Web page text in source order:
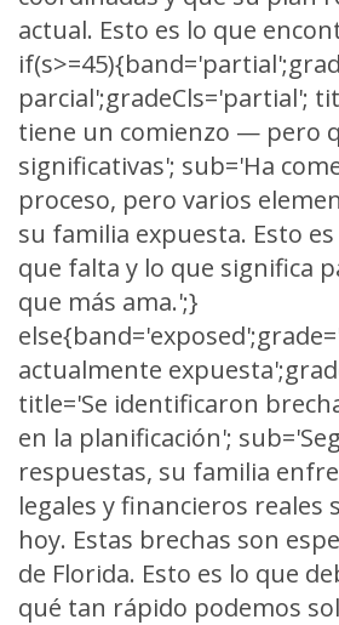
actual. Esto es lo que
parcial';gradeCls='partial';
tiene un comienzo — pero
significativas'; sub='Ha
proceso, pero varios
su familia expuesta. Esto
que falta y lo que significa
que más ama.';}
actualmente
title='Se identificaron
en la planificación';
respuestas, su familia
legales y financieros reales
hoy. Estas brechas son
de Florida. Esto es lo que
qué tan rápido podemos